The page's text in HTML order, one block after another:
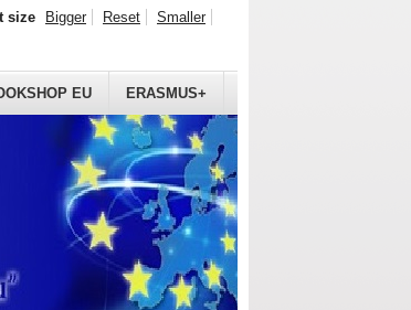
EU ERASMUS+
size Bigger Reset Smaller